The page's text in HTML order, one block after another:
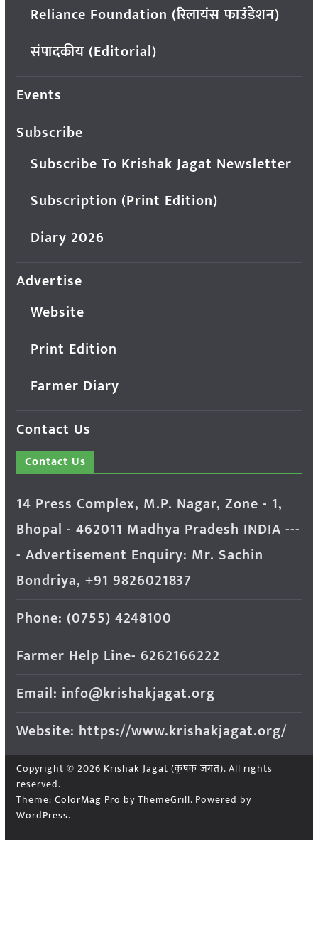
Reliance Foundation (रिलायंस फाउंडेशन)
संपादकीय (Editorial)
Events
Subscribe
Subscribe To Krishak Jagat Newsletter
Subscription (Print Edition)
Diary 2026
Advertise
Website
Print Edition
Farmer Diary
Contact Us
Contact Us
14 Press Complex, M.P. Nagar, Zone - 1,
Bhopal - 462011 Madhya Pradesh INDIA ---
- Advertisement Enquiry: Mr. Sachin
Bondriya, +91 9826021837
Phone: (0755) 4248100
Farmer Help Line- 6262166222
Email: info@krishakjagat.org
Website: https://www.krishakjagat.org/
Copyright © 2026 Krishak Jagat (कृषक जगत). All rights
reserved.
Theme: ColorMag Pro by ThemeGrill. Powered by
WordPress.